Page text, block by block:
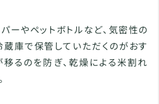
ーやペットボトルなど、気密性の
庫で保管していただくのがおす
るのを防ぎ、乾燥による米割れ